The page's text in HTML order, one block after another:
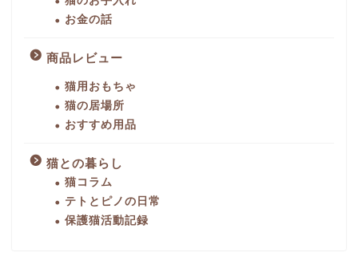
お金の話
商品レビュー
猫用おもちゃ
猫の居場所
おすすめ用品
猫との暮らし
猫コラム
テトとピノの日常
保護猫活動記録